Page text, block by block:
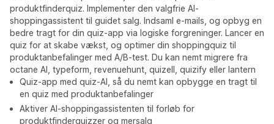
produktfinderquiz. Implementer den valgfrie AI-
shoppingassistent til guidet salg. Indsaml e-mails, og opbyg en
bedre tragt for din quiz-app via logiske forgreninger. Lancer en
quiz for at skabe vækst, og optimer din shoppingquiz til
produktanbefalinger med A/B-test. Du kan nemt migrere fra
octane AI, typeform, revenuehunt, quizell, quizify eller lantern
Quiz-app med quiz-AI, så du nemt kan opbygge en tragt til
en quiz med produktanbefalinger
Aktiver AI-shoppingassistenten til forløb for
produktfinderquizzer og mersalg